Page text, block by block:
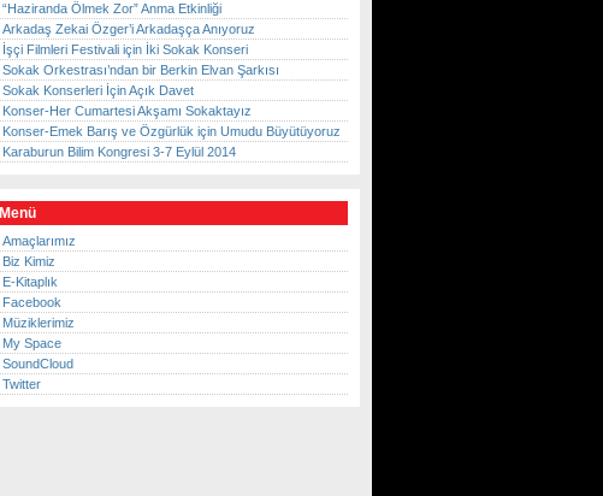
“Haziranda Ölmek Zor” Anma Etkinliği
Arkadaş Zekai Özger’i Arkadaşça Anıyoruz
İşçi Filmleri Festivali için İki Sokak Konseri
Sokak Orkestrası’ndan bir Berkin Elvan Şarkısı
Sokak Konserleri İçin Açık Davet
Konser-Her Cumartesi Akşamı Sokaktayız
Konser-Emek Barış ve Özgürlük için Umudu Büyütüyoruz
Karaburun Bilim Kongresi 3-7 Eylül 2014
Menü
Amaçlarımız
Biz Kimiz
E-Kitaplık
Facebook
Müziklerimiz
My Space
SoundCloud
Twitter